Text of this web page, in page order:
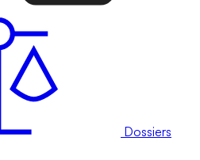
Dossiers